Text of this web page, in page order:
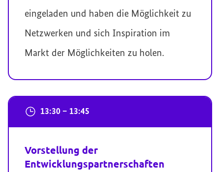
eingeladen und haben die Möglichkeit zu
Netzwerken und sich Inspiration im
Markt der Möglichkeiten zu holen.
13:30 – 13:45
Vorstellung der
Entwicklungspartnerschaften